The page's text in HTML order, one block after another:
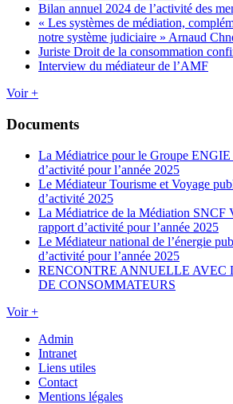
Bilan annuel 2024 de l’activité des
« Les systèmes de médiation,
notre système judiciaire » Arnaud
Juriste Droit de la consommation
Interview du médiateur de l’AMF
Voir +
Documents
La Médiatrice pour le Groupe ENGIE
d’activité pour l’année 2025
Le Médiateur Tourisme et Voyage
d’activité 2025
La Médiatrice de la Médiation SNCF
rapport d’activité pour l’année 2025
Le Médiateur national de l’énergie
d’activité pour l’année 2025
RENCONTRE ANNUELLE AVEC
DE CONSOMMATEURS
Voir +
Admin
Intranet
Liens utiles
Contact
Mentions légales